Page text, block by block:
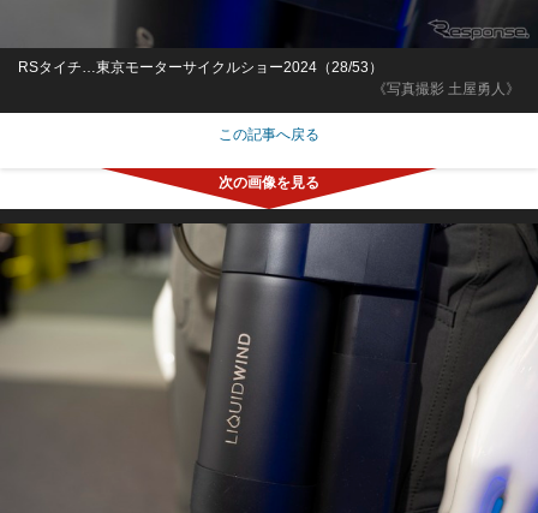
《写真撮影 土屋勇人》
RSタイチ…東京モーターサイクルショー2024（28/53）
この記事へ戻る